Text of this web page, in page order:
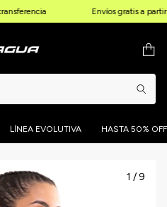
Envíos gratis a
LÍNEA EVOLUTIVA HASTA 50% OFF
1 /9